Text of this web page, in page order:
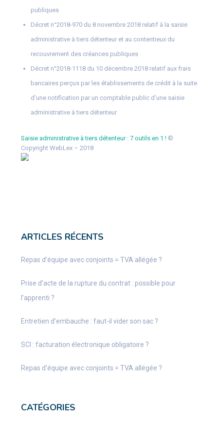
publiques
Décret n°2018-970 du 8 novembre 2018 relatif à la saisie
administrative à tiers détenteur et au contentieux du
recouvrement des créances publiques
Décret n°2018-1118 du 10 décembre 2018 relatif aux frais
bancaires perçus par les établissements de crédit à la suite
d’une notification par un comptable public d’une saisie
administrative à tiers détenteur
Saisie administrative à tiers détenteur : 7 outils en 1 !©
Copyright WebLex – 2018
ARTICLES RÉCENTS
Repas d’équipe avec conjoints = TVA allégée ?
Prise d’acte de la rupture du contrat : possible pour
l’apprenti ?
Entretien d’embauche : faut-il vider son sac ?
SCI : facturation électronique obligatoire ?
Repas d’équipe avec conjoints = TVA allégée ?
CATÉGORIES